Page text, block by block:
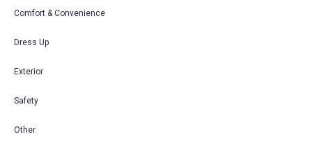
Comfort & Convenience
Dress Up
Exterior
Safety
Other